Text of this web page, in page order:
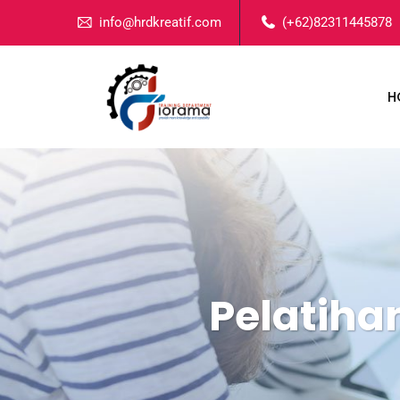
info@hrdkreatif.com (+62)82311445878